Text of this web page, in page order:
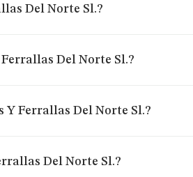
Del Norte Sl.?
Del Norte Sl.?
Y Ferrallas Del Norte Sl.?
Del Norte Sl.?